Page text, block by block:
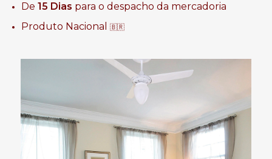
De 15 Dias para o despacho da mercadoria
Produto Nacional
🇧🇷